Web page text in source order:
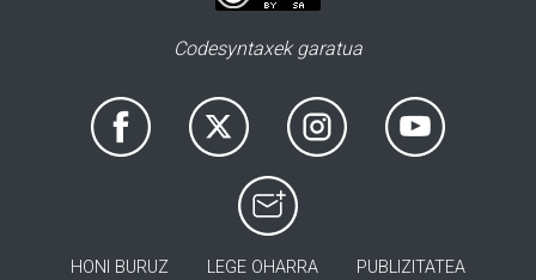
Codesyntaxek garatua
HONI BURUZ LEGE OHARRA PUBLIZITATEA